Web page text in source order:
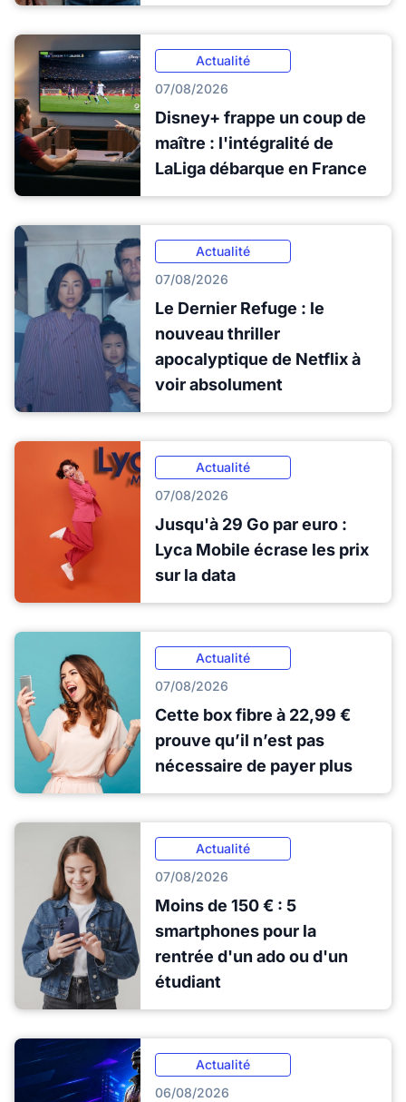
Actualité
07/08/2026
Disney+ frappe un coup de
maître : l'intégralité de
LaLiga débarque en France
Actualité
07/08/2026
Le Dernier Refuge : le
nouveau thriller
apocalyptique de Netflix à
voir absolument
Actualité
07/08/2026
Jusqu'à 29 Go par euro :
Lyca Mobile écrase les prix
sur la data
Actualité
07/08/2026
Cette box fibre à 22,99 €
prouve qu’il n’est pas
nécessaire de payer plus
Actualité
07/08/2026
Moins de 150 € : 5
smartphones pour la
rentrée d'un ado ou d'un
étudiant
Actualité
06/08/2026